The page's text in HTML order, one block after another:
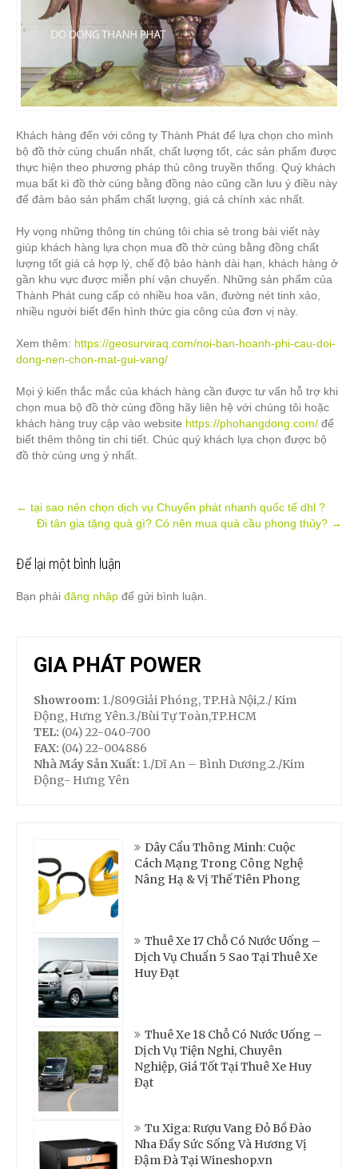
Khách hàng đến với công ty Thành Phát để lựa chọn cho mình
bộ đồ thờ cúng chuẩn nhất, chất lượng tốt, các sản phẩm được
thực hiện theo phương pháp thủ công truyền thống. Quý khách
mua bất kì đồ thờ cúng bằng đồng nào cũng cần lưu ý điều này
để đảm bảo sản phẩm chất lượng, giá cả chính xác nhất.
Hy vọng những thông tin chúng tôi chia sẻ trong bài viết này
giúp khách hàng lựa chọn mua đồ thờ cúng bằng đồng chất
lượng tốt giá cả hợp lý, chế độ bảo hành dài hạn, khách hàng ở
gần khu vực được miễn phí vận chuyển. Những sản phẩm của
Thành Phát cung cấp có nhiều hoa văn, đường nét tinh xảo,
nhiều người biết đến hình thức gia công của đơn vị này.
Xem thêm: https://geosurviraq.com/noi-ban-hoanh-phi-cau-doi-
dong-nen-chon-mat-gui-vang/
Mọi ý kiến thắc mắc của khách hàng cần được tư vấn hỗ trợ khi
chọn mua bộ đồ thờ cúng đồng hãy liên hệ với chúng tôi hoặc
khách hàng truy cập vào website https://phohangdong.com/ để
biết thêm thông tin chi tiết. Chúc quý khách lựa chọn được bộ
đồ thờ cúng ưng ý nhất.
Post
navigation
← tại sao nên chọn dịch vụ Chuyển phát nhanh quốc tế dhl ?
Đi tân gia tặng quà gì? Có nên mua quả cầu phong thủy? →
Để lại một bình luận
Bạn phải đăng nhập để gửi bình luận.
GIA PHÁT POWER
Showroom: 1./809Giải Phóng, TP.Hà Nội,2./ Kim
Động, Hưng Yên.3./Bùi Tự Toàn,TP.HCM
TEL: (04) 22-040-700
FAX: (04) 22-004886
Nhà Máy Sản Xuất: 1./Dĩ An – Bình Dương.2./Kim
Động- Hưng Yên
Dây Cẩu Thông Minh: Cuộc
Cách Mạng Trong Công Nghệ
Nâng Hạ & Vị Thế Tiên Phong
Thuê Xe 17 Chỗ Có Nước Uống –
Dịch Vụ Chuẩn 5 Sao Tại Thuê Xe
Huy Đạt
Thuê Xe 18 Chỗ Có Nước Uống –
Dịch Vụ Tiện Nghi, Chuyên
Nghiệp, Giá Tốt Tại Thuê Xe Huy
Đạt
Tu Xiga: Rượu Vang Đỏ Bồ Đào
Nha Đầy Sức Sống Và Hương Vị
Đậm Đà Tại Wineshop.vn